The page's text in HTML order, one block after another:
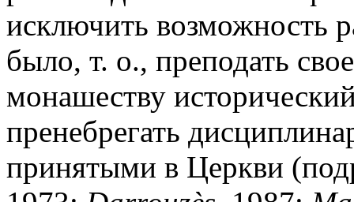
исключить возможность
было, т. о., преподать
монашеству
пренебрегать
принятыми в Церкви